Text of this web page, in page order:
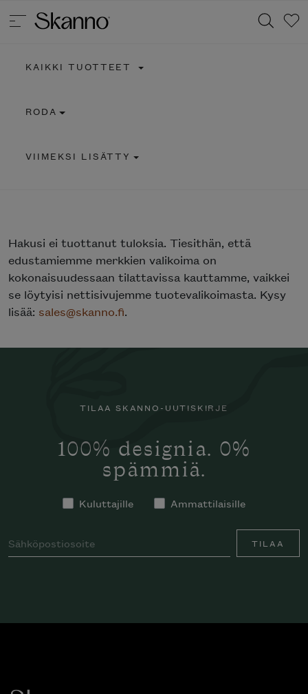
KAIKKI TUOTTEET
RODA
VIIMEKSI LISÄTTY
Hakusi ei tuottanut tuloksia. Tiesithän, että
edustamiemme merkkien valikoima on
kokonaisuudessaan tilattavissa kauttamme, vaikkei
se löytyisi nettisivujemme tuotevalikoimasta. Kysy
lisää: sales@skanno.fi.
TILAA SKANNO-UUTISKIRJE
100% designia. 0%
spämmiä.
Kuluttajille Ammattilaisille
TILAA